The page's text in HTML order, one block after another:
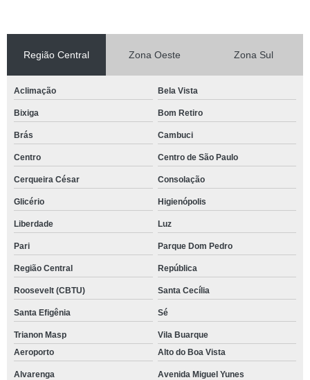
Região Central Zona Oeste Zona Sul
Aclimação Bela Vista
Bixiga Bom Retiro
Brás Cambuci
Centro Centro de São Paulo
Cerqueira César Consolação
Glicério Higienópolis
Liberdade Luz
Pari Parque Dom Pedro
Região Central República
Roosevelt (CBTU) Santa Cecília
Santa Efigênia Sé
Trianon Masp
Vila Buarque
Aeroporto
Alto do Boa Vista
Alvarenga Avenida Miguel Yunes